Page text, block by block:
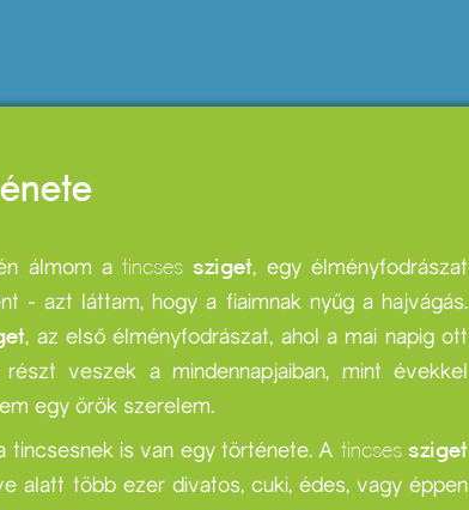
álmom atincses sziget, egy élményfodrászat
- azt láttam, hogy a fiaimnak nyűg a hajvágás.
, az első élményfodrászat, ahol a mai napig ott
veszek a mindennapjaiban, mint évekkel
egy örök szerelem.
tincsesnek is van egy története. A tincses sziget
alatt több ezer divatos, cuki, édes, vagy éppen